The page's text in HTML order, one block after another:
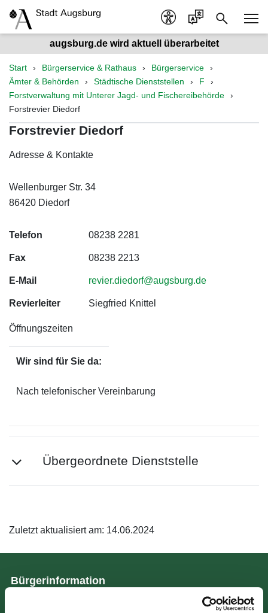
augsburg.de wird aktuell überarbeitet
Start Bürgerservice & Rathaus
Bürgerservice
Ämter & Behörden
Städtische Dienststellen
F
Forstverwaltung mit Unterer Jagd- und Fischereibehörde
Forstrevier Diedorf
Forstrevier Diedorf
Adresse & Kontakte
Wellenburger Str. 34
86420 Diedorf
Telefon 08238 2281
Fax 08238 2213
E-Mail revier.diedorf@augsburg.de
Revierleiter Siegfried Knittel
Öffnungszeiten
Wir sind für Sie da:
Nach telefonischer Vereinbarung
Übergeordnete Dienststelle
Zuletzt aktualisiert am: 14.06.2024
Bürgerinformation